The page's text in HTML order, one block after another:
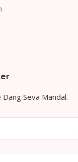
Seva Mandal.